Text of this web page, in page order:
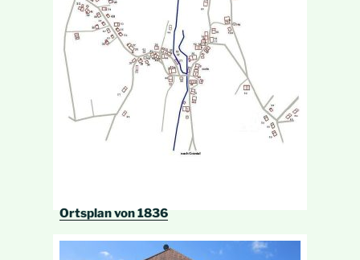
Ortsplan von 1836